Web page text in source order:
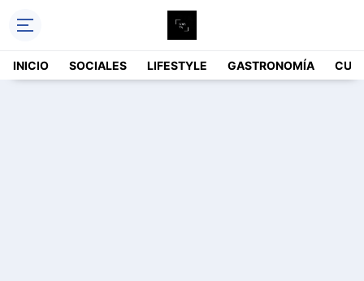
INICIO SOCIALES LIFESTYLE GASTRONOMÍA